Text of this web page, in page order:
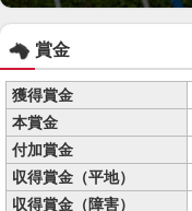
賞金
獲得賞金
本賞金
付加賞金
収得賞金（平地）
収得賞金（障害）